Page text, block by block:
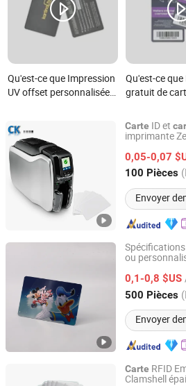
Qu'est-ce que Impression
UV offset personnalisée
PVC
Qu'est-ce
gratuit de
barres
14443A
Carte ID et
imprimante
0,05-0,07
100 Pièces
Envoyer
Hangzhou Coditeck Technologies
Zhejiang, China
ou
0,1-0,8 $US
500 Pièces
Envoyer
Fortune Smart Tag Co., Limited
Guangdong, China
Carte RFID
Clamshell